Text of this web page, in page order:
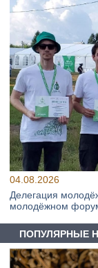
04.08.2026
Делегация
молодёжном
ПОПУЛЯРНЫЕ